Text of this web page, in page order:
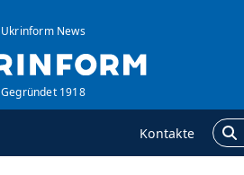
Ukrinform News
Gegründet 1918
Kontakte